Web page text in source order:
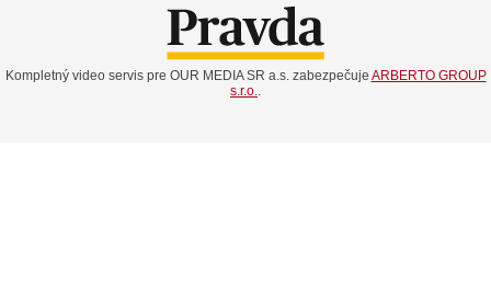
Kompletný video servis pre OUR MEDIA SR a.s. zabezpečuje ARBERTO GROUP
s.r.o.